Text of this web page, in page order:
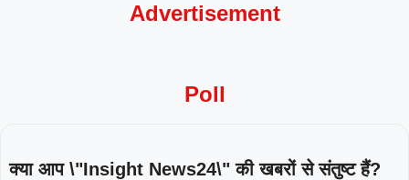
Advertisement
Poll
क्या आप \"Insight News24\" की खबरों से संतुष्ट हैं?